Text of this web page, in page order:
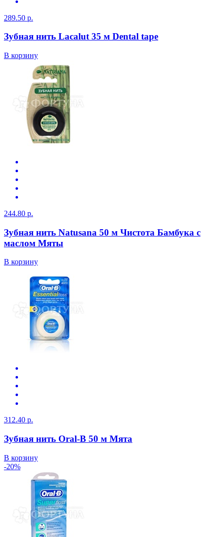
289.50 р.
Зубная нить Lacalut 35 м Dental tape
В корзину
244.80 р.
Зубная нить Natusana 50 м Чистота Бамбука с
маслом Мяты
В корзину
312.40 р.
Зубная нить Oral-B 50 м Мята
В корзину
-20%